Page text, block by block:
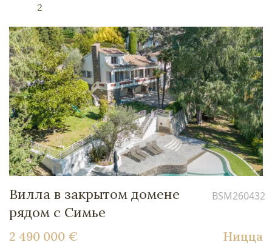
2
Вилла в закрытом домене
рядом с Симье
BSM260432
2 490 000 € Ницца